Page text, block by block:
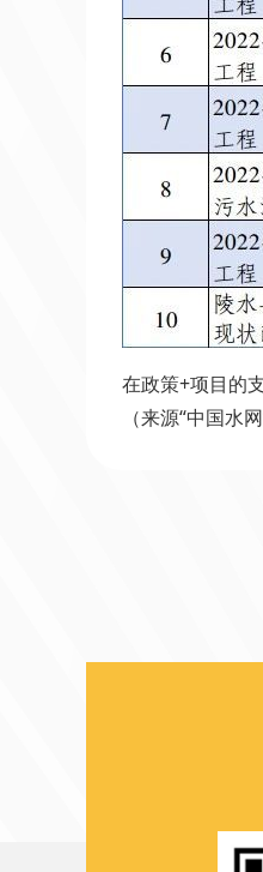
在政策+项目的
（来源“中国水网